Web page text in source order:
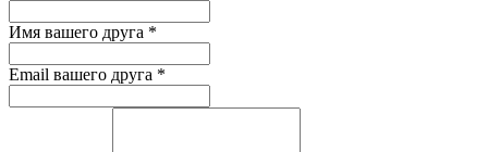
Имя вашего друга *
Email вашего друга *